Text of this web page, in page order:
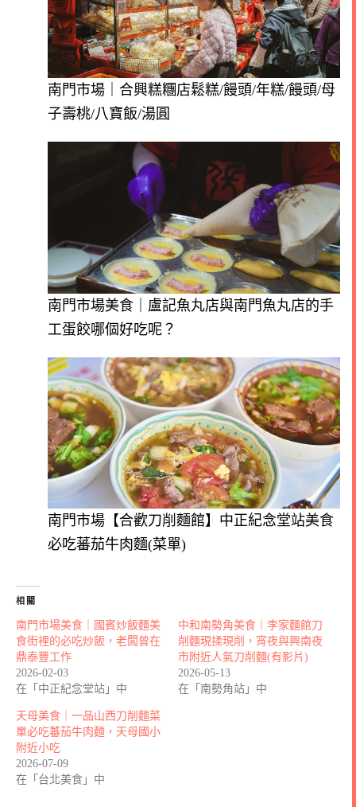
南門市場｜合興糕糰店鬆糕/饅頭/年糕/饅頭/母
子壽桃/八寶飯/湯圓
南門市場美食｜盧記魚丸店與南門魚丸店的手
工蛋餃哪個好吃呢？
南門市場【合歡刀削麵館】中正紀念堂站美食
必吃蕃茄牛肉麵(菜單)
相關
南門市場美食｜國賓炒飯麵美
食街裡的必吃炒飯，老闆曾在
鼎泰豐工作
2026-02-03
在「中正紀念堂站」中
中和南勢角美食｜李家麵館刀
削麵現揉現削，宵夜與興南夜
市附近人氣刀削麵(有影片)
2026-05-13
在「南勢角站」中
天母美食｜一品山西刀削麵菜
單必吃蕃茄牛肉麵，天母國小
附近小吃
2026-07-09
在「台北美食」中